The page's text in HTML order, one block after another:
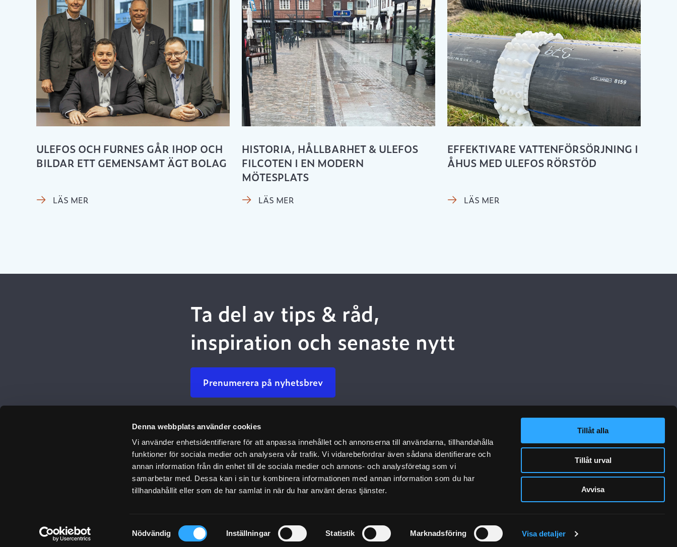
Denna webbplats använder cookies
Vi använder enhetsidentifierare för att anpassa innehållet och annonserna till användarna, tillhandahålla
funktioner för sociala medier och analysera vår trafik. Vi vidarebefordrar även sådana identifierare och
annan information från din enhet till de sociala medier och annons- och analysföretag som vi
samarbetar med. Dessa kan i sin tur kombinera informationen med annan information som du har
tillhandahållit eller som de har samlat in när du har använt deras tjänster.
Samtyckesval
Nödvändig Inställningar Statistik Marknadsföring Visa detaljer
Tillåt alla
Tillåt urval
Avvisa
ULEFOS OCH FURNES GÅR IHOP OCH
BILDAR ETT GEMENSAMT ÄGT BOLAG
LÄS MER
HISTORIA, HÅLLBARHET & ULEFOS
FILCOTEN I EN MODERN
MÖTESPLATS
LÄS MER
EFFEKTIVARE VATTENFÖRSÖRJNING I
ÅHUS MED ULEFOS RÖRSTÖD
LÄS MER
Ta del av tips & råd,
inspiration och senaste nytt
Prenumerera på nyhetsbrev
Ulefos
Om oss
Var vi finns
Våra värderingar
Historia
Kontakta Oss
Leveransbestämmelser
Returer
FAQ
Dokumentation
Katalog & Broschyrer
Utbildning & Rådgivning